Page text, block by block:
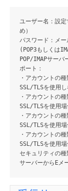
ユーザー名 ：設
め）
パスワード ：メ
(POP3もしくは
POP/IMAPサーバ
ポート ：
・アカウントの
SSL/TLSを使用
・アカウントの
SSL/TLSを使用
・アカウントの
SSL/TLSを使用
・アカウントの
SSL/TLSを使用
セキュリティの種
サーバーからEメ